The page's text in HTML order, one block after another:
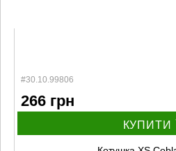
#30.10.99806
266 грн
КУПИТИ